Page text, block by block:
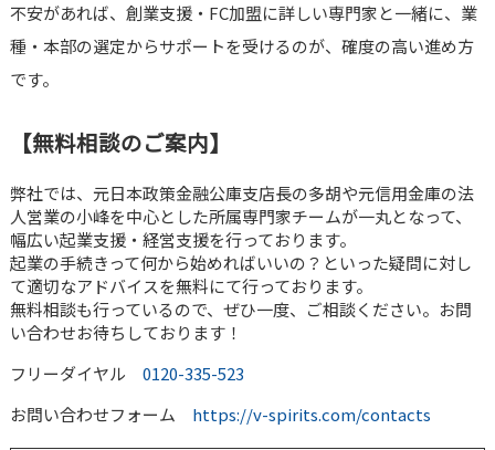
不安があれば、創業支援・FC加盟に詳しい専門家と一緒に、業
種・本部の選定からサポートを受けるのが、確度の高い進め方
です。
【無料相談のご案内】
弊社では、元日本政策金融公庫支店長の多胡や元信用金庫の法
人営業の小峰を中心とした所属専門家チームが一丸となって、
幅広い起業支援・経営支援を行っております。
起業の手続きって何から始めればいいの？といった疑問に対し
て適切なアドバイスを無料にて行っております。
無料相談も行っているので、ぜひ一度、ご相談ください。お問
い合わせお待ちしております！
フリーダイヤル 0120-335-523
お問い合わせフォーム https://v-spirits.com/contacts